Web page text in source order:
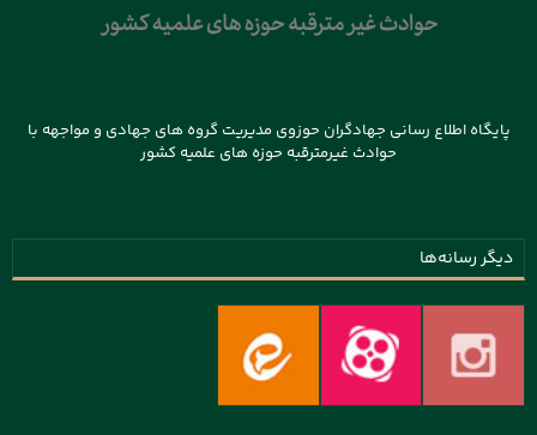
پایگاه اطلاع رسانی جهادگران حوزوی مدیریت گروه های جهادی و مواجهه با
حوادث غیرمترقبه حوزه های علمیه کشور
دیگر رسانه‌ها